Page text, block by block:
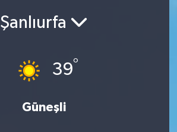
Şanlıurfa
39°
Güneşli